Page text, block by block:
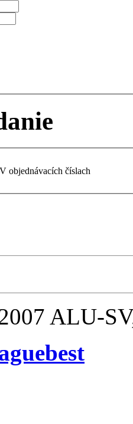
V objednávacích číslach
ALU-